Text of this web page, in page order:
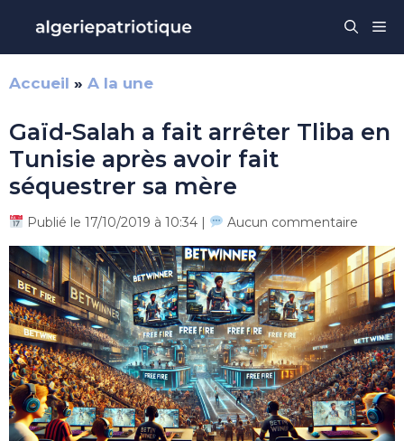
contenu
Accueil » A la une
Gaïd-Salah a fait arrêter Tliba en
Tunisie après avoir fait
séquestrer sa mère
Publié le 17/10/2019 à 10:34 | Aucun commentaire